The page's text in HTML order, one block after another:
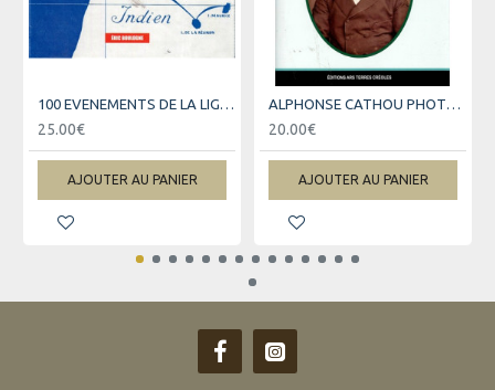
100 EVENEMENTS DE LA LIGNE LA REUNION-MARSEILLE
25.00€
AJOUTER AU PANIER
ALPHONSE CATHOU PHOTOGRAPHE - ANCIEN ESCLAVE DE LA REUNION
20.00€
AJOUTER AU PANIER